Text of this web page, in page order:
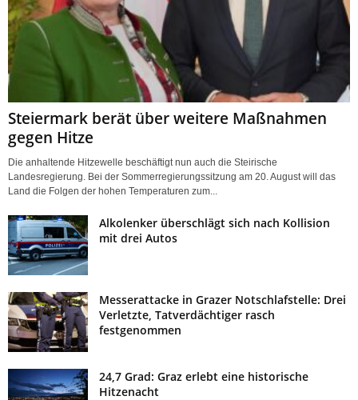
Steiermark berät über weitere Maßnahmen
gegen Hitze
Die anhaltende Hitzewelle beschäftigt nun auch die Steirische
Landesregierung. Bei der Sommerregierungssitzung am 20. August will das
Land die Folgen der hohen Temperaturen zum...
Alkolenker überschlägt sich nach Kollision
mit drei Autos
Messerattacke in Grazer Notschlafstelle: Drei
Verletzte, Tatverdächtiger rasch
festgenommen
24,7 Grad: Graz erlebt eine historische
Hitzenacht